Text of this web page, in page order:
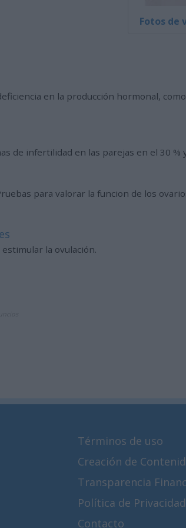
Fotos de
en la producción hormonal,
de infertilidad en las parejas en el 30 %
para valorar la funcion de los
la ovulación.
Términos de uso
Creación de
Transparencia
Política de Privacidad
Contacto